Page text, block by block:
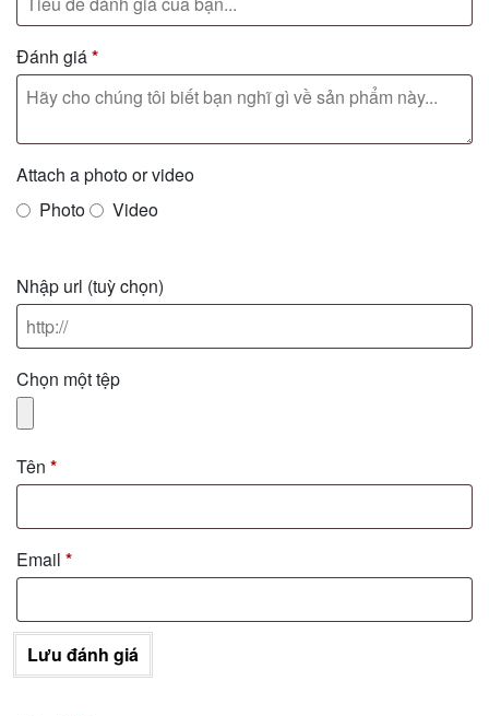
Đánh giá*
Attach a photo or video
Photo
Video
Nhập url (tuỳ chọn)
Chọn một tệp
Tên *
Email *
Lưu đánh giá